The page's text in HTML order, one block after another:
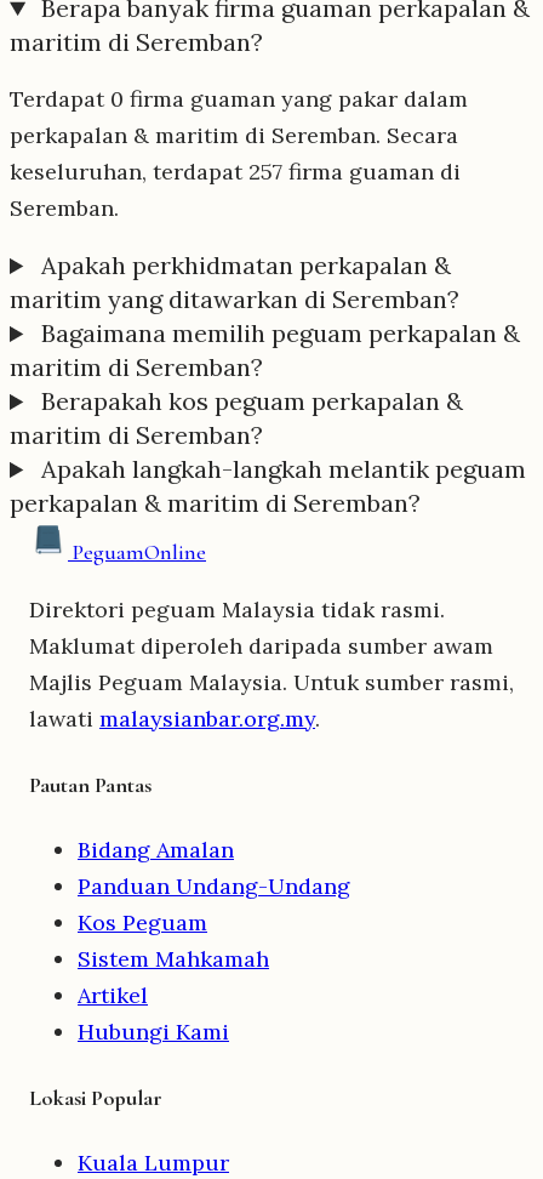
Berapa banyak firma guaman perkapalan &
maritim di Seremban?
Terdapat 0 firma guaman yang pakar dalam
perkapalan & maritim di Seremban. Secara
keseluruhan, terdapat 257 firma guaman di
Seremban.
Apakah perkhidmatan perkapalan &
maritim yang ditawarkan di Seremban?
Bagaimana memilih peguam perkapalan &
maritim di Seremban?
Berapakah kos peguam perkapalan &
maritim di Seremban?
Apakah langkah-langkah melantik peguam
perkapalan & maritim di Seremban?
PeguamOnline
Direktori peguam Malaysia tidak rasmi.
Maklumat diperoleh daripada sumber awam
Majlis Peguam Malaysia. Untuk sumber rasmi,
lawati malaysianbar.org.my.
Pautan Pantas
Bidang Amalan
Panduan Undang-Undang
Kos Peguam
Sistem Mahkamah
Artikel
Hubungi Kami
Lokasi Popular
Kuala Lumpur